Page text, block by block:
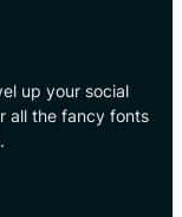
up your social
all the fancy fonts